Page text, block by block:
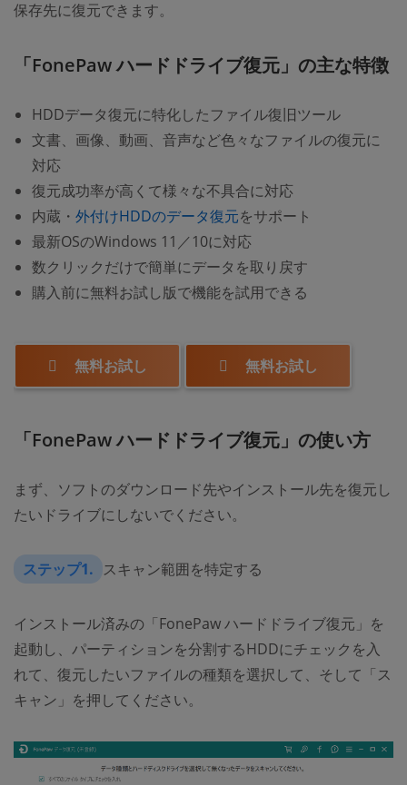
保存先に復元できます。
「FonePaw ハードドライブ復元」の主な特徴
HDDデータ復元に特化したファイル復旧ツール
文書、画像、動画、音声など色々なファイルの復元に
対応
復元成功率が高くて様々な不具合に対応
内蔵・ 外付けHDDのデータ復元をサポート
最新OSのWindows 11／10に対応
数クリックだけで簡単にデータを取り戻す
購入前に無料お試し版で機能を試用できる
無料お試し 無料お試し
「FonePaw ハードドライブ復元」の使い方
まず、ソフトのダウンロード先やインストール先を復元し
たいドライブにしないでください。
ステップ1. スキャン範囲を特定する
インストール済みの「FonePaw ハードドライブ復元」を
起動し、パーティションを分割するHDDにチェックを入
れて、復元したいファイルの種類を選択して、そして「ス
キャン」を押してください。